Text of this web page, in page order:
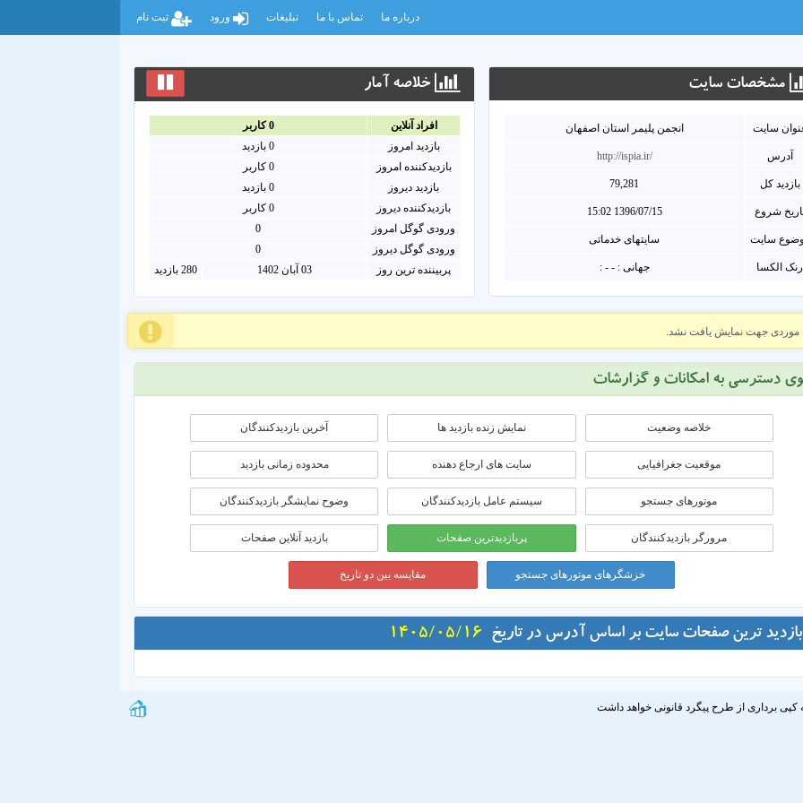
درباره ما تماس با ما تبلیغات ورود ثبت نام
مشخصات سايت
سايت انجمن پلیمر استان اصفهان
آدرس http://ispia.ir/
بازدید کل 79,281
شروع 1396/07/15 15:02
سایت سایتهای خدماتی
رنک الکسا جهانی : - - :
خلاصه آمار
افراد آنلاين 0کاربر
بازدید امروز
0بازدید
بازدیدکننده امروز
0 کاربر
بازدید دیروز
0 بازدید
بازدیدکننده دیروز
0 کاربر
ورودی گوگل امروز
0
ورودی گوگل دیروز
0
پربیننده ترین روز
03 آبان 1402 280 بازدید
موردی جهت نمایش یافت نشد.
دسترسی به امکانات و گزارشات
خلاصه وضعیت نمایش زنده بازدید ها آخرین بازدیدکنندگان
موقعيت جغرافيايی سایت های ارجاع دهنده محدوده زمانی بازديد
موتورهای جستجو سیستم عامل بازدیدکنندگان وضوح نمایشگر بازدیدکنندگان
مرورگر بازدیدکنندگان پربازدیدترین صفحات بازدید آنلاین صفحات
خزشگرهای موتورهای جستجو مقایسه بین دو تاریخ
ترین صفحات سایت بر اساس آدرس در تاریخ 1405/05/16
برداری از طرح پیگرد قانونی خواهد داشت